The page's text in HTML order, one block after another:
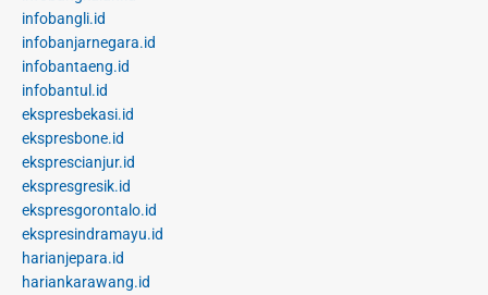
infobangli.id
infobanjarnegara.id
infobantaeng.id
infobantul.id
ekspresbekasi.id
ekspresbone.id
eksprescianjur.id
ekspresgresik.id
ekspresgorontalo.id
ekspresindramayu.id
harianjepara.id
hariankarawang.id